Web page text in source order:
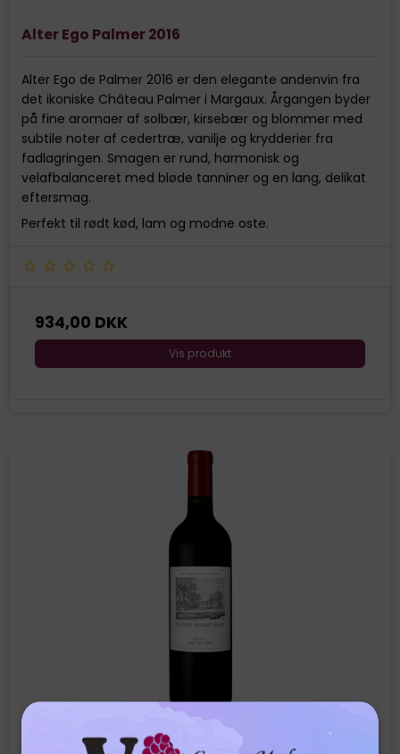
Alter Ego Palmer 2016
Alter Ego de Palmer 2016 er den elegante andenvin fra
det ikoniske Château Palmer i Margaux. Årgangen byder
på fine aromaer af solbær, kirsebær og blommer med
subtile noter af cedertræ, vanilje og krydderier fra
fadlagringen. Smagen er rund, harmonisk og
velafbalanceret med bløde tanniner og en lang, delikat
eftersmag.
Perfekt til rødt kød, lam og modne oste.
934,00 DKK
Vis produkt